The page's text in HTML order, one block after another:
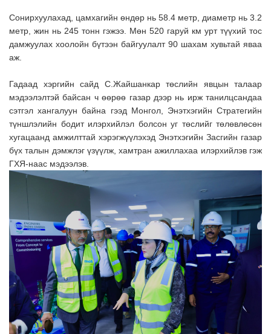
Сонирхуулахад, цамхагийн өндөр нь 58.4 метр, диаметр нь 3.2
метр, жин нь 245 тонн гэжээ. Мөн 520 гаруй км урт түүхий тос
дамжуулах хоолойн бүтээн байгуулалт 90 шахам хувьтай яваа
аж.
Гадаад хэргийн сайд С.Жайшанкар төслийн явцын талаар
мэдээлэлтэй байсан ч өөрөө газар дээр нь ирж танилцсандаа
сэтгэл хангалуун байна гээд Монгол, Энэтхэгийн Стратегийн
түншлэлийн бодит илэрхийлэл болсон уг төслийг төлөвлөсөн
хугацаанд амжилттай хэрэгжүүлэхэд Энэтхэгийн Засгийн газар
бүх талын дэмжлэг үзүүлж, хамтран ажиллахаа илэрхийлэвгэж
ГХЯ-наас мэдээлэв